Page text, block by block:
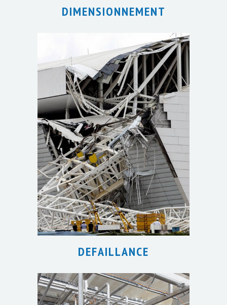
DIMENSIONNEMENT
DEFAILLANCE